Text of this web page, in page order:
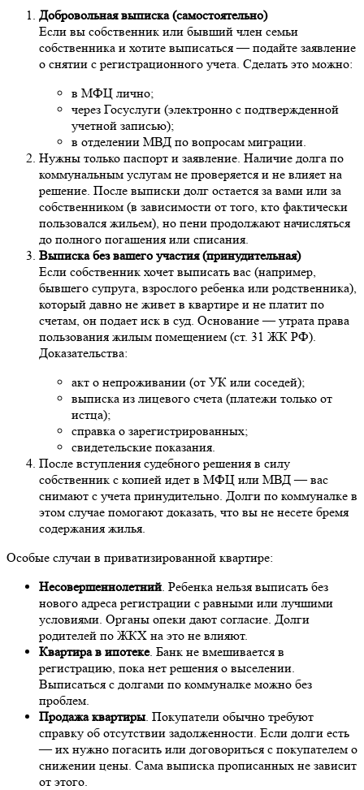
Добровольная выписка (самостоятельно)
Если вы собственник или бывший член семьи
собственника и хотите выписаться — подайте заявление
о снятии с регистрационного учета. Сделать это можно:
в МФЦ лично;
через Госуслуги (электронно с подтвержденной
учетной записью);
в отделении МВД по вопросам миграции.
Нужны только паспорт и заявление. Наличие долга по
коммунальным услугам не проверяется и не влияет на
решение. После выписки долг остается за вами или за
собственником (в зависимости от того, кто фактически
пользовался жильем), но пени продолжают начисляться
до полного погашения или списания.
Выписка без вашего участия (принудительная)
Если собственник хочет выписать вас (например,
бывшего супруга, взрослого ребенка или родственника),
который давно не живет в квартире и не платит по
счетам, он подает иск в суд. Основание — утрата права
пользования жилым помещением (ст. 31 ЖК РФ).
Доказательства:
акт о непроживании (от УК или соседей);
выписка из лицевого счета (платежи только от
истца);
справка о зарегистрированных;
свидетельские показания.
После вступления судебного решения в силу
собственник с копией идет в МФЦ или МВД — вас
снимают с учета принудительно. Долги по коммуналке в
этом случае помогают доказать, что вы не несете бремя
содержания жилья.
Особые случаи в приватизированной квартире:
Несовершеннолетний . Ребенка нельзя выписать без
нового адреса регистрации с равными или лучшими
условиями. Органы опеки дают согласие. Долги
родителей по ЖКХ на это не влияют.
Квартира в ипотеке. Банк не вмешивается в
регистрацию, пока нет решения о выселении.
Выписаться с долгами по коммуналке можно без
проблем.
Продажа квартиры . Покупатели обычно требуют
справку об отсутствии задолженности. Если долги есть
— их нужно погасить или договориться с покупателем о
снижении цены. Сама выписка прописанных не зависит
от этого.